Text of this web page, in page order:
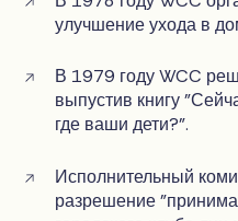
улучшение ухода в
В 1979 году WCC
выпустив книгу
где ваши дети?".
Исполнительный
разрешение